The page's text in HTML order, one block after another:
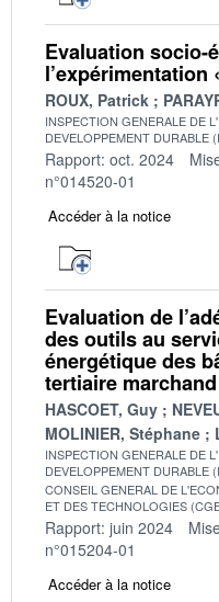
Evaluation socio-
l’expérimentation
ROUX, Patrick
INSPECTION GENERALE DE
DEVELOPPEMENT DURABLE
Rapport: oct. 2024
n°014520-01
Accéder à la notice
Evaluation de
des outils au
énergétique des
tertiaire marchand
HASCOET, Guy
MOLINIER, Stéphane
INSPECTION GENERALE DE
DEVELOPPEMENT DURABLE
CONSEIL GENERAL DE
ET DES TECHNOLOGIES
Rapport: juin 2024
n°015204-01
Accéder à la notice